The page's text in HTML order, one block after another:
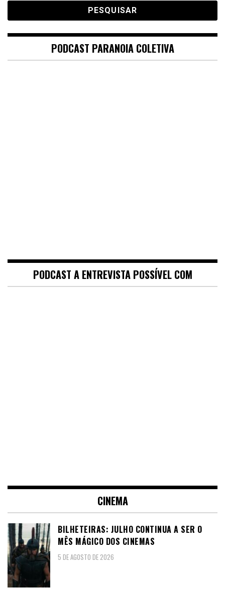
PODCAST PARANOIA COLETIVA
PODCAST A ENTREVISTA POSSÍVEL COM
CINEMA
BILHETEIRAS: JULHO CONTINUA A SER O
MÊS MÁGICO DOS CINEMAS
5 DE AGOSTO DE 2026